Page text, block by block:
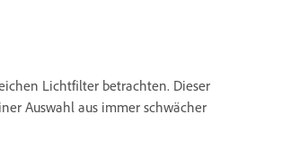
Lichtfilter betrachten. Dieser
Auswahl aus immer schwächer